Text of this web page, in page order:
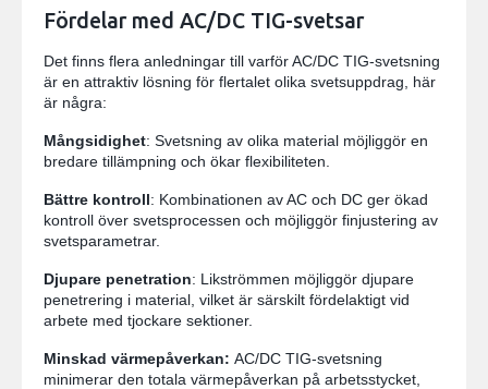
Fördelar med AC/DC TIG-svetsar
Det finns flera anledningar till varför AC/DC TIG-svetsning
är en attraktiv lösning för flertalet olika svetsuppdrag, här
är några:
Mångsidighet: Svetsning av olika material möjliggör en
bredare tillämpning och ökar flexibiliteten.
Bättre kontroll: Kombinationen av AC och DC ger ökad
kontroll över svetsprocessen och möjliggör finjustering av
svetsparametrar.
Djupare penetration: Likströmmen möjliggör djupare
penetrering i material, vilket är särskilt fördelaktigt vid
arbete med tjockare sektioner.
Minskad värmepåverkan: AC/DC TIG-svetsning
minimerar den totala värmepåverkan på arbetsstycket,